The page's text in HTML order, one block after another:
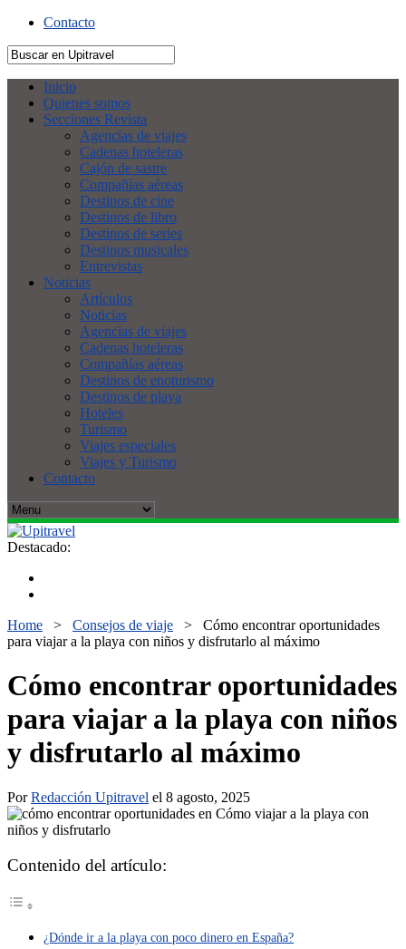
Contacto
Inicio
Quienes somos
Secciones Revista
Agencias de viajes
Cadenas hoteleras
Cajón de sastre
Compañías aéreas
Destinos de cine
Destinos de libro
Destinos de series
Destinos musicales
Entrevistas
Noticias
Artículos
Noticias
Agencias de viajes
Cadenas hoteleras
Compañías aéreas
Destinos de enoturismo
Destinos de playa
Hoteles
Turismo
Viajes especiales
Viajes y Turismo
Contacto
Destacado:
Home > Consejos de viaje > Cómo encontrar oportunidades
para viajar a la playa con niños y disfrutarlo al máximo
Cómo encontrar oportunidades
para viajar a la playa con niños
y disfrutarlo al máximo
PorRedacción Upitravel el 8 agosto, 2025
Contenido del artículo:
¿Dónde ir a la playa con poco dinero en España?